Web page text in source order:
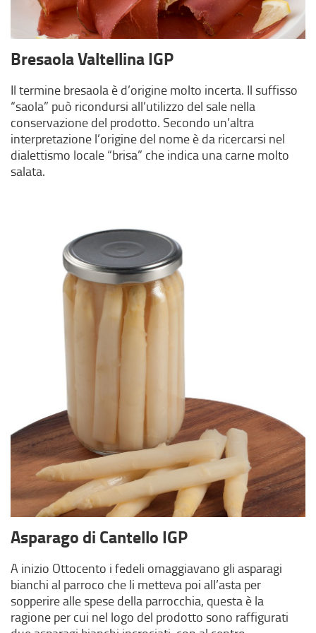
Bresaola Valtellina IGP
Il termine bresaola è d’origine molto incerta. Il suffisso
“saola” può ricondursi all’utilizzo del sale nella
conservazione del prodotto. Secondo un’altra
interpretazione l’origine del nome è da ricercarsi nel
dialettismo locale “brisa” che indica una carne molto
salata.
Asparago di Cantello IGP
A inizio Ottocento i fedeli omaggiavano gli asparagi
bianchi al parroco che li metteva poi all’asta per
sopperire alle spese della parrocchia, questa è la
ragione per cui nel logo del prodotto sono raffigurati